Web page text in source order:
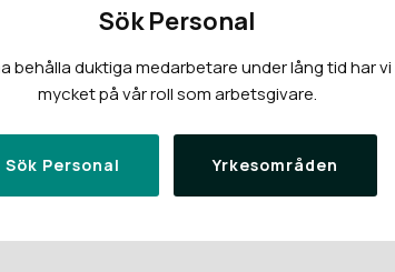
Sök Personal
behålla duktiga medarbetare under lång tid har
mycket på vår roll som arbetsgivare.
Sök Personal Yrkesområden